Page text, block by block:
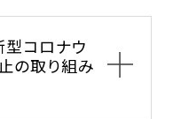
型コロナウ
の取り組み